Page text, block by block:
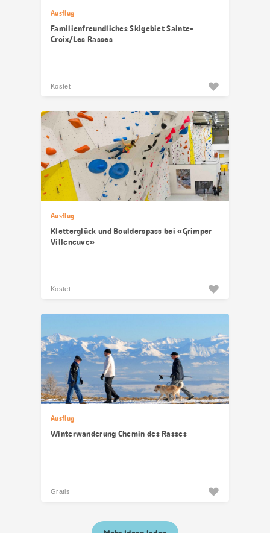
Ausflug
Familienfreundliches Skigebiet Sainte-
Croix/Les Rasses
Kostet
Ausflug
Kletterglück und Boulderspass bei «Grimper
Villeneuve»
Kostet
Ausflug
Winterwanderung Chemin des Rasses
Gratis